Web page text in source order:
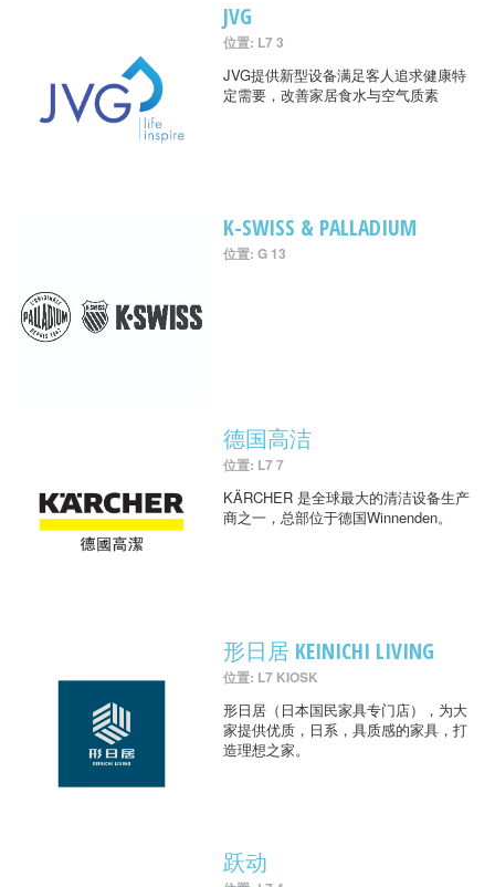
JVG
位置: L7 3
JVG提供新型设备满足客人追求健康特
定需要，改善家居食水与空气质素
K-SWISS & PALLADIUM
位置: G 13
德国高洁
位置: L7 7
KÄRCHER 是全球最大的清洁设备生产
商之一，总部位于德国Winnenden。
形日居 KEINICHI LIVING
位置: L7 KIOSK
形日居（日本国民家具专门店），为大
家提供优质，日系，具质感的家具，打
造理想之家。
跃动